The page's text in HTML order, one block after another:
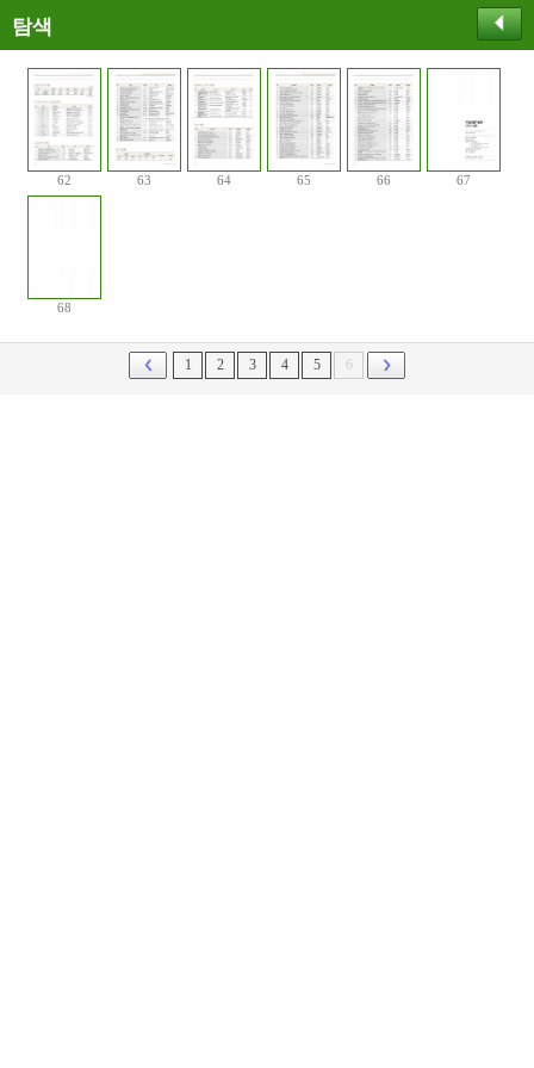
탐색
62 63 64 65 66 67
68
1 2 3 4 5 6